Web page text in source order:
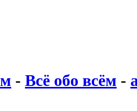
- Всё обо всём -